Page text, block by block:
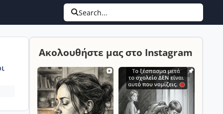
Search...
Ακολουθήστε μας στο Instagram